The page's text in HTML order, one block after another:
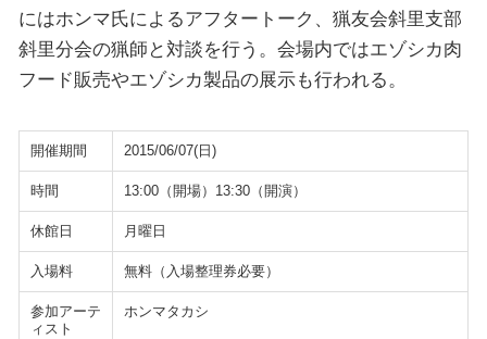
にはホンマ氏によるアフタートーク、猟友会斜里支部
斜里分会の猟師と対談を行う。会場内ではエゾシカ肉
フード販売やエゾシカ製品の展示も行われる。
開催期間 2015/06/07(日)
時間 13:00（開場）13:30（開演）
休館日 月曜日
入場料 無料（入場整理券必要）
参加アーテ
ィスト
ホンマタカシ